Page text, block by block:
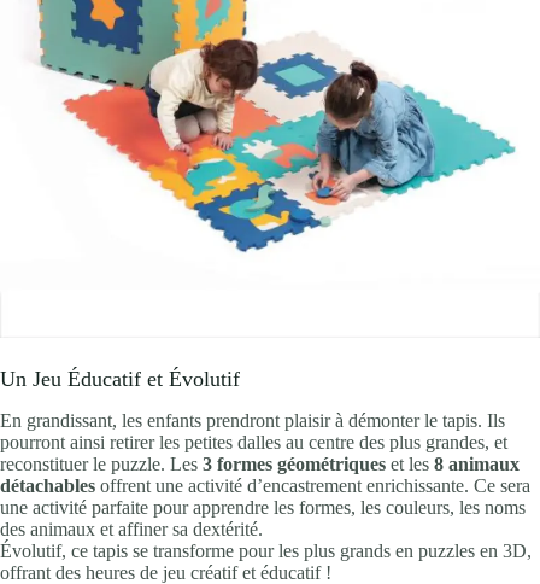
Un Jeu Éducatif et Évolutif
En grandissant, les enfants prendront plaisir à démonter le tapis. Ils
pourront ainsi retirer les petites dalles au centre des plus grandes, et
reconstituer le puzzle. Les 3 formes géométriques et les 8 animaux
détachables offrent une activité d’encastrement enrichissante. Ce sera
une activité parfaite pour apprendre les formes, les couleurs, les noms
des animaux et affiner sa dextérité.
Évolutif, ce tapis se transforme pour les plus grands en puzzles en 3D,
offrant des heures de jeu créatif et éducatif !